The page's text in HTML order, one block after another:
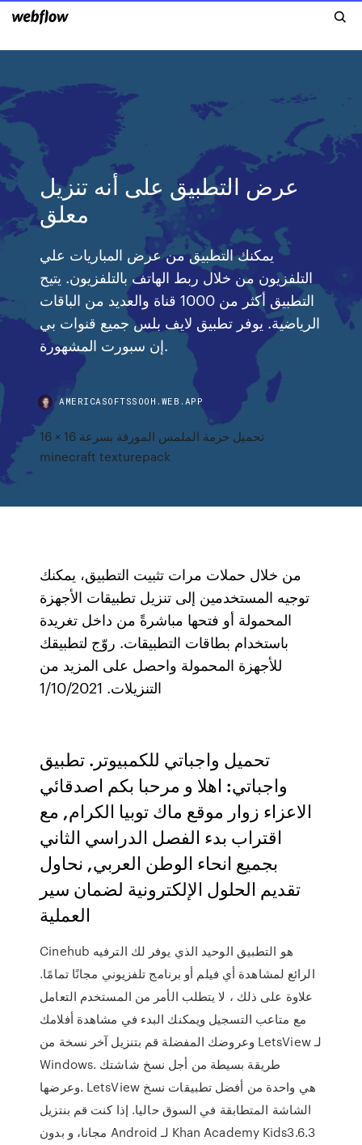
عرض التطبيق على أنه تنزيل
معلق
يمكنك التطبيق من عرض المباريات علي
التلفزيون من خلال ربط الهاتف بالتلفزيون. يتيح
التطبيق أكثر من 1000 قناة والعديد من الباقات
الرياضية. يوفر تطبيق لايف بلس جميع قنوات بي
إن سبورت المشهورة.
AMERICASOFTSSOOH.WEB.APP
تحميل حزمة الملمس المورقة بسرعة 16 × 16
minecraft texturepack
من خلال حملات مرات تثبيت التطبيق، يمكنك
توجيه المستخدمين إلى تنزيل تطبيقات الأجهزة
المحمولة أو فتحها مباشرةً من داخل تغريدة
باستخدام بطاقات التطبيقات. روّج لتطبيقك
للأجهزة المحمولة واحصل على المزيد من
التنزيلات. 1/10/2021
تحميل واجباتي للكمبيوتر. تطبيق
واجباتي: اهلا و مرحبا بكم اصدقائي
الاعزاء زوار موقع ماك توبيا الكرام, مع
اقتراب بدء الفصل الدراسي الثاني
بجميع انحاء الوطن العربي, نحاول
تقديم الحلول الإلكترونية لضمان سير
العملية
Cinehub هو التطبيق الوحيد الذي يوفر لك الترفيه
الرائع لمشاهدة أي فيلم أو برنامج تلفزيوني مجانًا تمامًا.
علاوة على ذلك ، لا يتطلب الأمر من المستخدم التعامل
مع متاعب التسجيل ويمكنك البدء في مشاهدة أفلامك
وعروضك المفضلة قم بتنزيل آخر نسخة من LetsView لـ
Windows. طريقة بسيطة من أجل نسخ شاشتك
وعرضها. LetsView هي واحدة من أفضل تطبيقات نسخ
الشاشة المتطابقة في السوق حاليا. إذا كنت ‫قم بنتزيل
Khan Academy Kids3.6.3 لـ Android مجانا، و بدون